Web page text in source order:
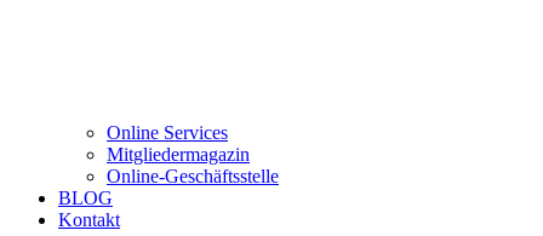
Online Services
Mitgliedermagazin
Online-Geschäftsstelle
BLOG
Kontakt